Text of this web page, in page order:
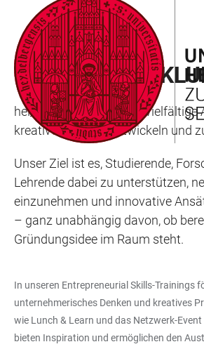
LINKS
ZUR
BARRIEREFREIHEIT
ZUM
HAUPTINHALT
HAUPTNAVIGATION
ÖFFNEN
WEBSEITENSUCHE
ÖFFNEN
hei_INNOVATION bietet vielfältige
kreative Ideen zu entwickeln und
Unser Ziel ist es, Studierende,
Lehrende dabei zu unterstützen,
einzunehmen und innovative
– ganz unabhängig davon, ob
Gründungsidee im Raum steht.
In unseren Entrepreneurial Skills-Trainings
unternehmerisches Denken und kreatives
wie Lunch & Learn und das Netzwerk-Event
bieten Inspiration und ermöglichen den